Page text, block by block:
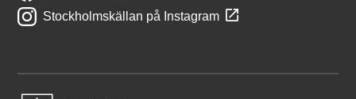
Stockholmskällan på Instagram